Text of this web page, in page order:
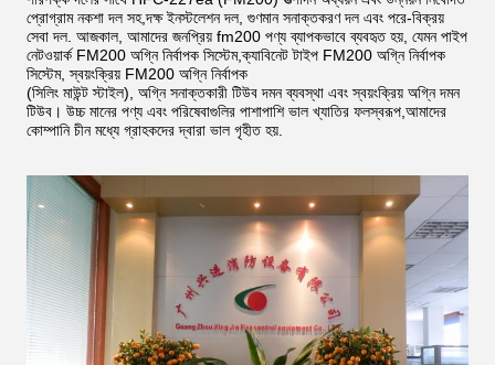
প্রোগ্রাম নকশা দল সহ,দক্ষ ইনস্টলেশন দল, গুণমান সনাক্তকরণ দল এবং পরে-বিক্রয়
সেবা দল. আজকাল, আমাদের জনপ্রিয় fm200 পণ্য ব্যাপকভাবে ব্যবহৃত হয়, যেমন পাইপ
নেটওয়ার্ক FM200 অগ্নি নির্বাপক সিস্টেম,ক্যাবিনেট টাইপ FM200 অগ্নি নির্বাপক
সিস্টেম, স্বয়ংক্রিয় FM200 অগ্নি নির্বাপক
(সিলিং মাউন্ট স্টাইল), অগ্নি সনাক্তকারী টিউব দমন ব্যবস্থা এবং স্বয়ংক্রিয় অগ্নি দমন
টিউব। উচ্চ মানের পণ্য এবং পরিষেবাগুলির পাশাপাশি ভাল খ্যাতির ফলস্বরূপ,আমাদের
কোম্পানি চীন মধ্যে গ্রাহকদের দ্বারা ভাল গৃহীত হয়.